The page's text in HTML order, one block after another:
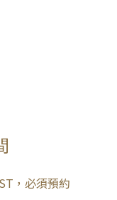
，必須預約